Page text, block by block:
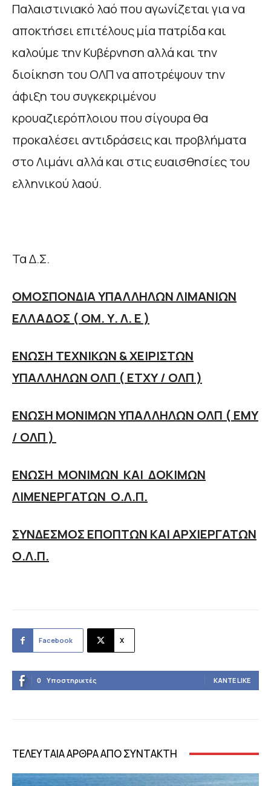
Παλαιστινιακό λαό που αγωνίζεται για να
αποκτήσει επιτέλους μία πατρίδα και
καλούμε την Κυβέρνηση αλλά και την
διοίκηση του ΟΛΠ να αποτρέψουν την
άφιξη του συγκεκριμένου
κρουαζιερόπλοιου που σίγουρα θα
προκαλέσει αντιδράσεις και προβλήματα
στο Λιμάνι αλλά και στις ευαισθησίες του
ελληνικού λαού.
Τα Δ.Σ.
ΟΜΟΣΠΟΝΔΙΑ ΥΠΑΛΛΗΛΩΝ ΛΙΜΑΝΙΩΝ
ΕΛΛΑΔΟΣ ( ΟΜ. Υ. Λ. Ε )
ΕΝΩΣΗ ΤΕΧΝΙΚΩΝ & ΧΕΙΡΙΣΤΩΝ
ΥΠΑΛΛΗΛΩΝ ΟΛΠ ( ΕΤΧΥ / ΟΛΠ )
ΕΝΩΣΗ ΜΟΝΙΜΩΝ ΥΠΑΛΛΗΛΩΝ ΟΛΠ ( ΕΜΥ
/ ΟΛΠ )
ΕΝΩΣΗ ΜΟΝΙΜΩΝ ΚΑΙ ΔΟΚΙΜΩΝ
ΛΙΜΕΝΕΡΓΑΤΩΝ Ο.Λ.Π.
ΣΥΝΔΕΣΜΟΣ ΕΠΟΠΤΩΝ ΚΑΙ ΑΡΧΙΕΡΓΑΤΩΝ
Ο.Λ.Π.
Facebook X
0 Υποστηρικτές ΚΆΝΤΕ LIKE
ΤΕΛΕΥΤΑΙΑ ΑΡΘΡΑ ΑΠΟ ΣΥΝΤΑΚΤΗ